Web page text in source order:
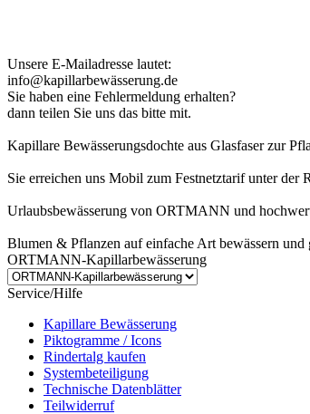
Unsere E-Mailadresse lautet:
info@kapillarbewässerung.de
Sie haben eine Fehlermeldung erhalten?
dann teilen Sie uns das bitte mit.
Kapillare Bewässerungsdochte aus Glasfaser zur
Sie erreichen uns Mobil zum Festnetztarif unter der
Urlaubsbewässerung von ORTMANN und
Blumen & Pflanzen auf einfache Art bewässern
ORTMANN-Kapillarbewässerung
Service/Hilfe
Kapillare Bewässerung
Piktogramme / Icons
Rindertalg kaufen
Systembeteiligung
Technische Datenblätter
Teilwiderruf